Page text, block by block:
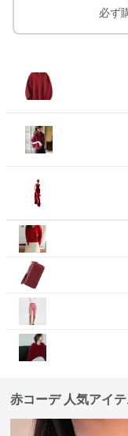
必ず
赤コーデ 人気アイテ